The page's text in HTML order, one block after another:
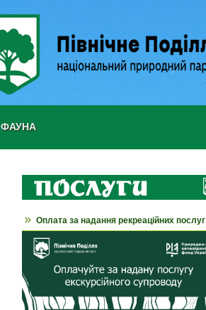
ФАУНА
Оплата за надання рекреаційних послуг